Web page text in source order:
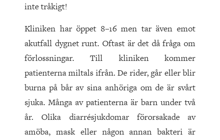
inte tråkigt!
Kliniken har öppet 8–16 men tar även emot
akutfall dygnet runt. Oftast är det då fråga om
förlossningar. Till kliniken kommer
patienterna miltals ifrån. De rider, går eller blir
burna på bår av sina anhöriga om de är svårt
sjuka. Många av patienterna är barn under två
år. Olika diarrésjukdomar förorsakade av
amöba, mask eller någon annan bakteri är